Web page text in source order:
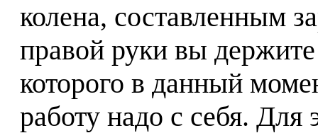
колена, составленным
правой руки вы держите
которого в данный
работу надо с себя. Для